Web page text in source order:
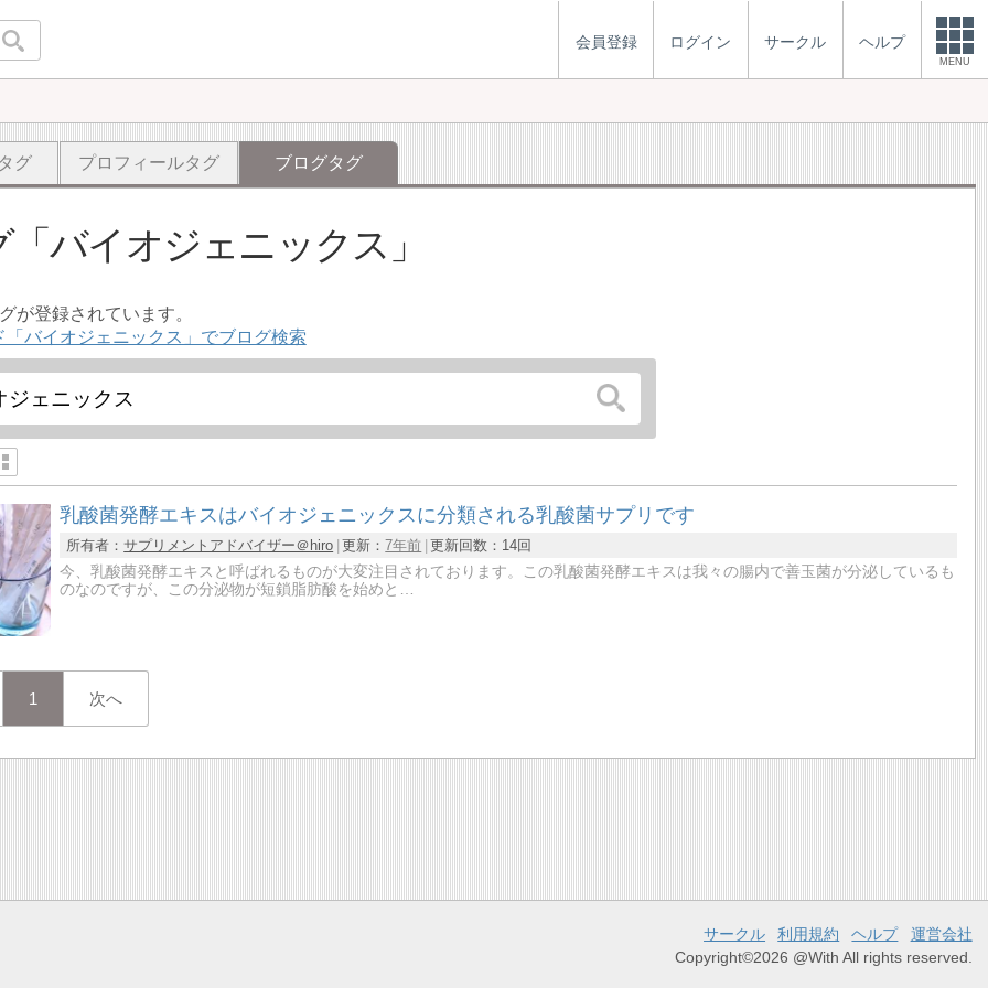
会員登録 ログイン サークル ヘルプ
MENU
グ プロフィールタグ ブログタグ
バイオジェニックス
が登録されています。
「バイオジェニックス」でブログ検索
乳酸菌発酵エキスはバイオジェニックスに分類される乳酸菌サプリです
所有者：サプリメントアドバイザー＠hiro 更新：7年前 更新回数： 14回
今、乳酸菌発酵エキスと呼ばれるものが大変注目されております。この乳酸菌発酵エキスは我々の腸内で善玉菌が分泌しているも
のなのですが、この分泌物が短鎖脂肪酸を始めと…
1 次へ
サークル 利用規約 ヘルプ
運営会社
Copyright©2026 @With All rights reserved.